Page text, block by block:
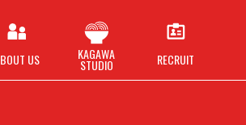
US KAGAWA
STUDIO RECRUIT